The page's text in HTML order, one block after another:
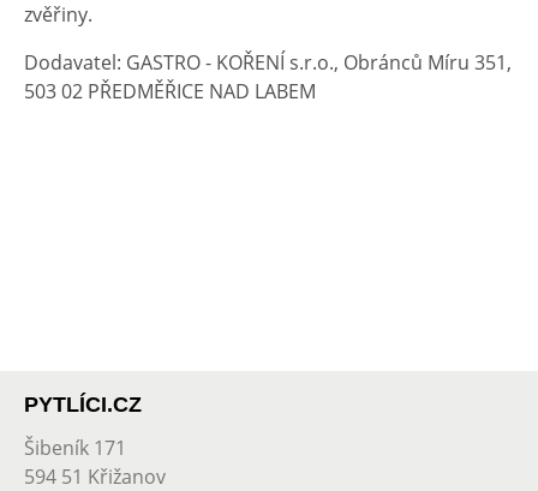
zvěřiny.
Dodavatel: GASTRO - KOŘENÍ s.r.o., Obránců Míru 351,
503 02 PŘEDMĚŘICE NAD LABEM
PYTLÍCI.CZ
Šibeník 171
594 51 Křižanov